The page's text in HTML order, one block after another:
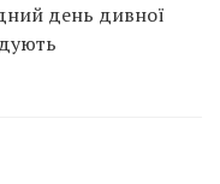
день дивної